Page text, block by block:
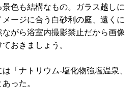
色も結構なもの。ガラス越しに
ージに合う白砂利の庭、遠くに
がら浴室内撮影禁止だから画像
おきましょう。
「ナトリウム-塩化物強塩温泉、
った。